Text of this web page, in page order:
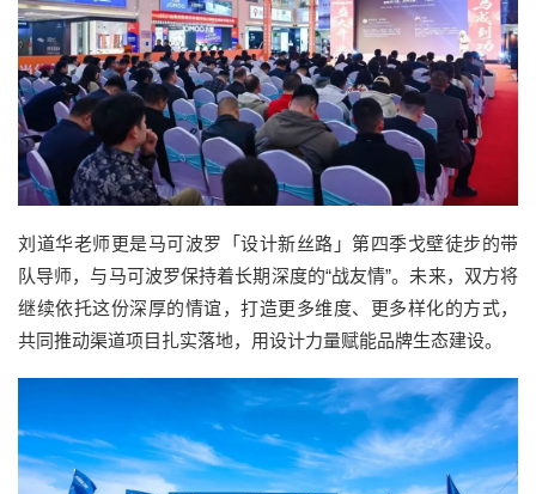
刘道华老师更是马可波罗「设计新丝路」第四季戈壁徒步的带
队导师，与马可波罗保持着长期深度的“战友情”。未来，双方将
继续依托这份深厚的情谊，打造更多维度、更多样化的方式，
共同推动渠道项目扎实落地，用设计力量赋能品牌生态建设。